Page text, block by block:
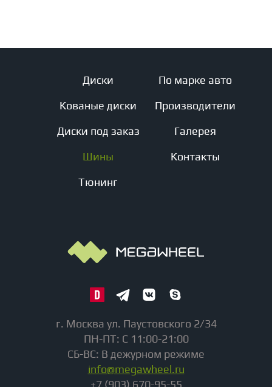
Диски
Кованые диски
Диски под заказ
Шины
Тюнинг
По марке авто
Производители
Галерея
Контакты
г. Москва ул. Паустовского 2/34
ПН-ПТ: С 11:00-21:00
СБ-ВС: В дежурном режиме
info@megawheel.ru
+7 (903) 670-95-55